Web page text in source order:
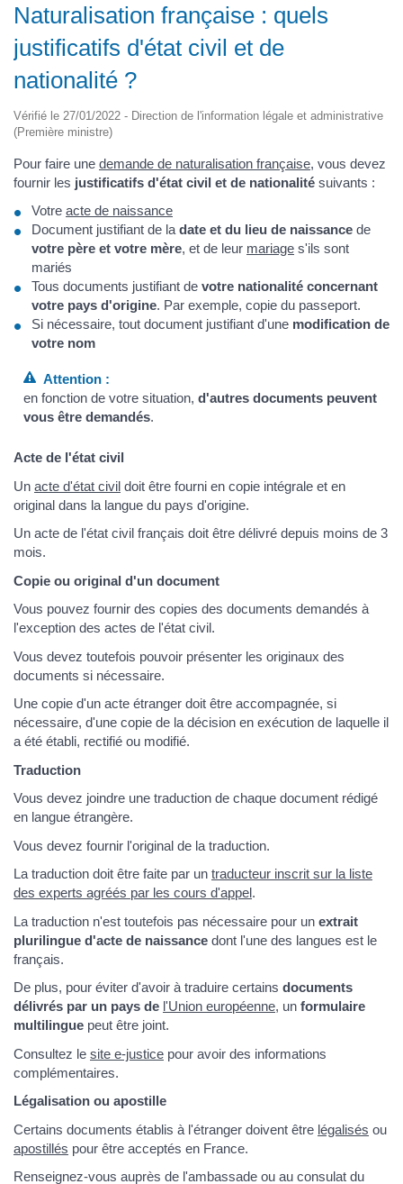
Naturalisation française : quels
justificatifs d'état civil et de
nationalité ?
Vérifié le 27/01/2022 - Direction de l'information légale et administrative
(Première ministre)
Pour faire une demande de naturalisation française, vous devez
fournir les justificatifs d'état civil et de nationalité suivants :
Votre acte de naissance
Document justifiant de la date et du lieu de naissance de
votre père et votre mère, et de leur mariage s'ils sont
mariés
Tous documents justifiant de votre nationalité concernant
votre pays d'origine. Par exemple, copie du passeport.
Si nécessaire, tout document justifiant d'une modification de
votre nom
Attention :
en fonction de votre situation,d'autres documents peuvent
vous être demandés.
Acte de l'état civil
Un acte d'état civil doit être fourni en copie intégrale et en
original dans la langue du pays d'origine.
Un acte de l'état civil français doit être délivré depuis moins de 3
mois.
Copie ou original d'un document
Vous pouvez fournir des copies des documents demandés à
l'exception des actes de l'état civil.
Vous devez toutefois pouvoir présenter les originaux des
documents si nécessaire.
Une copie d'un acte étranger doit être accompagnée, si
nécessaire, d'une copie de la décision en exécution de laquelle il
a été établi, rectifié ou modifié.
Traduction
Vous devez joindre une traduction de chaque document rédigé
en langue étrangère.
Vous devez fournir l'original de la traduction.
La traduction doit être faite par un traducteur inscrit sur la liste
des experts agréés par les cours d'appel.
La traduction n'est toutefois pas nécessaire pour un extrait
plurilingue d'acte de naissance dont l'une des langues est le
français.
De plus, pour éviter d'avoir à traduire certains documents
délivrés par un pays de l'Union européenne, un formulaire
multilingue peut être joint.
Consultez le site e-justice pour avoir des informations
complémentaires.
Légalisation ou apostille
Certains documents établis à l'étranger doivent être légalisés ou
apostillés pour être acceptés en France.
Renseignez-vous auprès de l'ambassade ou au consulat du